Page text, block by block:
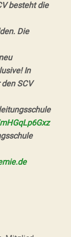
besteht die
Die
In
SCV